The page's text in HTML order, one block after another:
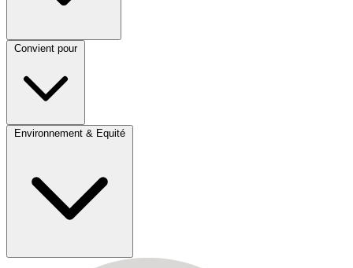
Convient pour
Environnement & Equité